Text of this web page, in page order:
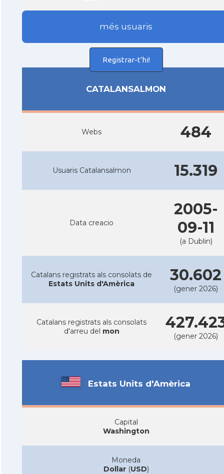
més usuaris
Registrar-t'hi!
CATALANSALMON
Webs 484
Usuaris Catalansalmon 15.319
Data creacio
2005-
09-11
(a Dublin)
Catalans registrats als consolats de
Estats Units d'Amèrica
30.602
(gener 2026)
Catalans registrats als consolats
d'arreu del mon
(gener 2026)
Estats Units d'Amèrica
Capital
Washington
Moneda
Dollar(USD)